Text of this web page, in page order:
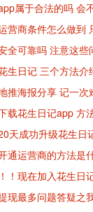
属于合法的吗 会
营商条件怎么做到
全可靠吗 注意这些
生日记 三个方法介
推海报分享 记一次
载花生日记app 方
天成功升级花生日
通运营商的方法是
！现在加入花生日
现最多问题答疑之